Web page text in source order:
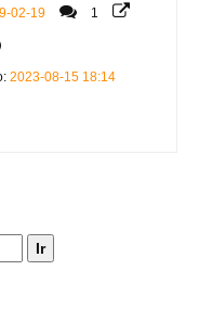
02-19 1
2023-08-15 18:14